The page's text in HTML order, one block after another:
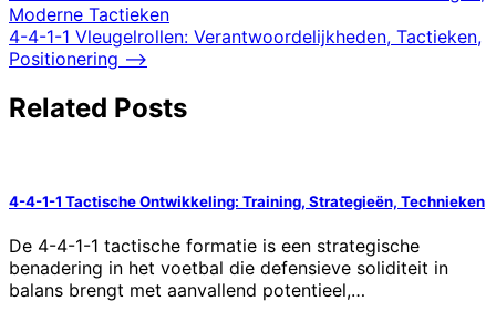
Moderne Tactieken
4-4-1-1 Vleugelrollen: Verantwoordelijkheden, Tactieken,
Positionering ⟶
Related Posts
4-4-1-1 Tactische Ontwikkeling: Training, Strategieën, Technieken
De 4-4-1-1 tactische formatie is een strategische
benadering in het voetbal die defensieve soliditeit in
balans brengt met aanvallend potentieel,…